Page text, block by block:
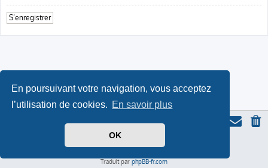
En poursuivant votre navigation, vous acceptez
l’utilisation de cookies. En savoir plus
OK
S’enregistrer
Thème du forum serieallbasé sur ProLight Style par
Icone du panda parTriton, modifié par Serieall.
Traduit par phpBB-fr.com